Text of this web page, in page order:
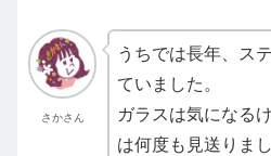
さかさん
うちでは長年、ス
ていました。
ガラスは気になる
は何度も見送りまし